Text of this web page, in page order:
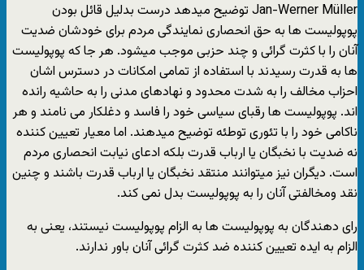
Jan-Werner Müller توضیح میدهد درست بدلیل قائل بودن
پوپولیست ها به حق انحصاری نمایندگی مردم برای خودشان ضدیت
آنان را با کثرت گرائی و چند حزبی موجب میشود. هر جا که پوپولیست
ها به قدرت رسیدند با استفاده از تمامی امکانات در دسترس اشان
احزاب مخالف را به شدت محدود و نهادهای مدنی را به حاشیه رانده
اند. پوپولیست ها رقبای سیاسی خود را فاسد و دغلکار می نامند و هر
ناکامی خود را با تئوری توطئه توضیح میدهند. اما معیار تعیین کننده
نه ضدیت با نخبگان یا ارباب قدرت بلکه ادعای نیابت انحصاری مردم
است. دیگران نیز میتوانند منتقد نخبگان یا ارباب قدرت باشند و چنین
نقد ومخالفتی آنان را به پوپولیست بدل نمی کند.
رای دهندگان به پوپولیست ها به الزام پوپولیست نیستند، یعنی به
الزام به ایده تعیین کننده ضد کثرت گرائی آنان باور ندارند.